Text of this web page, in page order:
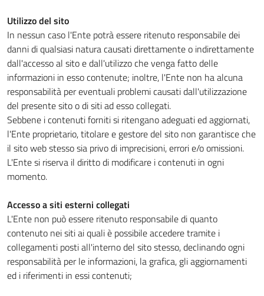
Utilizzo del sito
In nessun caso l'Ente potrà essere ritenuto responsabile dei
danni di qualsiasi natura causati direttamente o indirettamente
dall'accesso al sito e dall'utilizzo che venga fatto delle
informazioni in esso contenute; inoltre, l'Ente non ha alcuna
responsabilità per eventuali problemi causati dall'utilizzazione
del presente sito o di siti ad esso collegati.
Sebbene i contenuti forniti si ritengano adeguati ed aggiornati,
l'Ente proprietario, titolare e gestore del sito non garantisce che
il sito web stesso sia privo di imprecisioni, errori e/o omissioni.
L'Ente si riserva il diritto di modificare i contenuti in ogni
momento.
Accesso a siti esterni collegati
L'Ente non può essere ritenuto responsabile di quanto
contenuto nei siti ai quali è possibile accedere tramite i
collegamenti posti all'interno del sito stesso, declinando ogni
responsabilità per le informazioni, la grafica, gli aggiornamenti
ed i riferimenti in essi contenuti;